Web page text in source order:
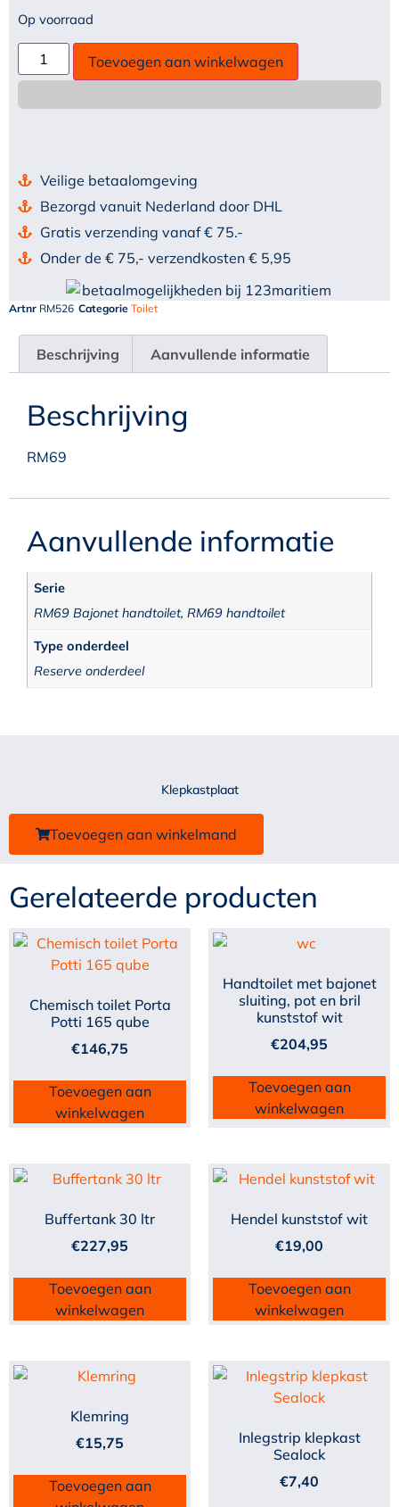
Op voorraad
Toevoegen aan winkelwagen
Veilige betaalomgeving
Bezorgd vanuit Nederland door DHL
Gratis verzending vanaf € 75.-
Onder de € 75,- verzendkosten € 5,95
Artnr RM526 Categorie Toilet
Beschrijving Aanvullende informatie
Beschrijving
RM69
Aanvullende informatie
Serie
RM69 Bajonet handtoilet, RM69 handtoilet
Type onderdeel
Reserve onderdeel
Klepkastplaat
Toevoegen aan winkelmand
Gerelateerde producten
Chemisch toilet Porta
Potti 165 qube
€146,75
Toevoegen aan
winkelwagen
Handtoilet met bajonet
sluiting, pot en bril
kunststof wit
€204,95
Toevoegen aan
winkelwagen
Buffertank 30 ltr
€227,95
Toevoegen aan
winkelwagen
Hendel kunststof wit
€19,00
Toevoegen aan
winkelwagen
Klemring
€15,75
Toevoegen aan
Inlegstrip klepkast
Sealock
€7,40